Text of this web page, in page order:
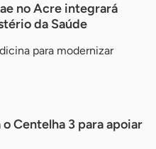
no Acre integrará
da Saúde
para modernizar
Centelha 3 para apoiar